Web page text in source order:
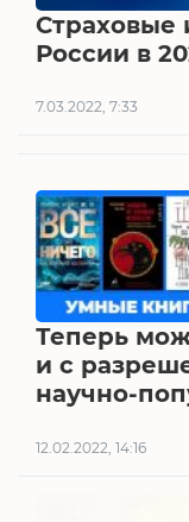
Страховые
России в
7.03.2022, 7:33
Теперь
и с
научно-
12.02.2022, 14:16